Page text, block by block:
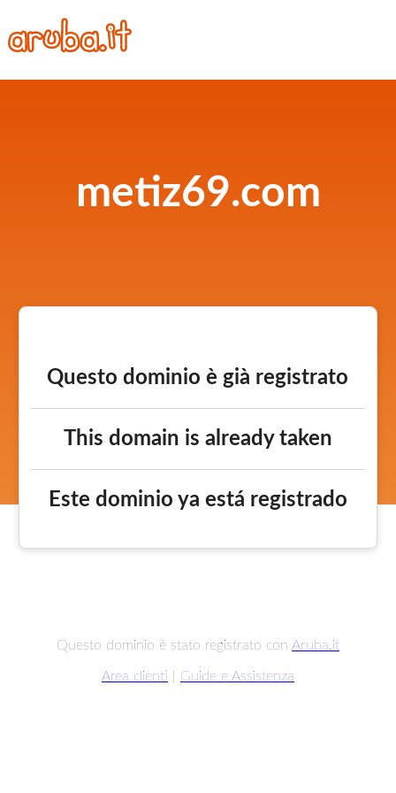
metiz69.com
Questo dominio è già registrato
This domain is already taken
Este dominio ya está registrado
Questo dominio è stato registrato con Aruba.it
Area clienti Guide e Assistenza